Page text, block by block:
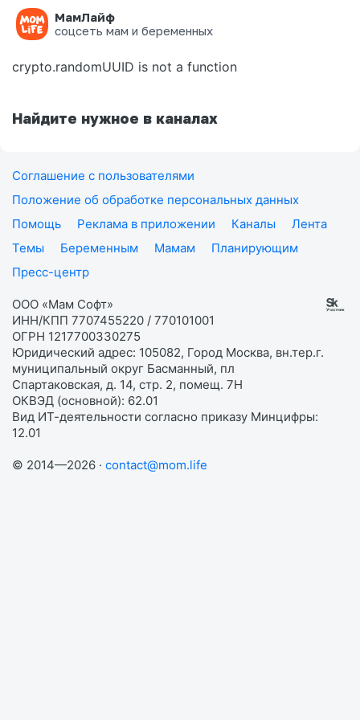
МамЛайф
соцсеть мам и беременных
Ошибка на странице
crypto.randomUUID is not a function
Найдите нужное в каналах
Соглашение с пользователями
Положение об обработке персональных данных
Помощь
Реклама в приложении Каналы
Лента
Темы
Беременным Мамам
Планирующим
Пресс-центр
ООО «Мам Софт»
ИНН/КПП 7707455220 / 770101001
ОГРН 1217700330275
Юридический адрес: 105082, Город Москва, вн.тер.г.
муниципальный округ Басманный, пл
Спартаковская, д. 14, стр. 2, помещ. 7Н
ОКВЭД (основной): 62.01
Вид ИТ-деятельности согласно приказу Минцифры:
12.01
© 2014—2026 · contact@mom.life